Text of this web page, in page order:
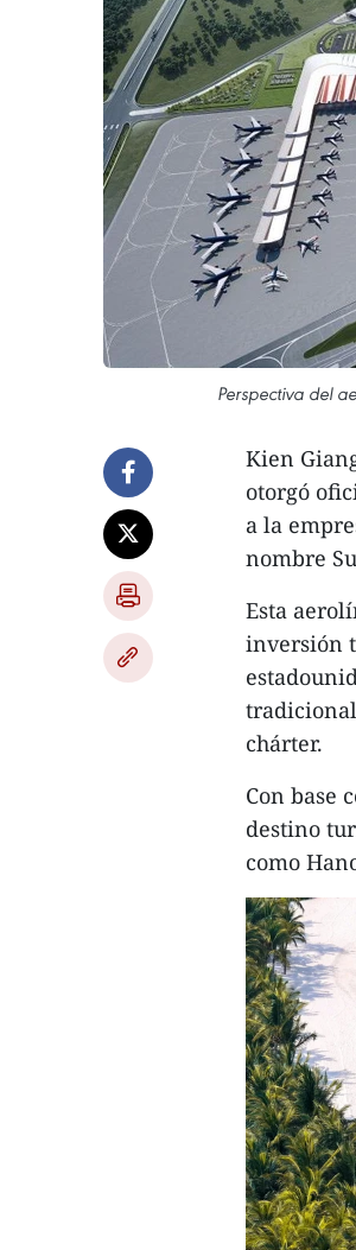
Perspectiva del
Kien
otorgó
a la
nombre
Esta
inversión
chárter.
Con base
destino
como